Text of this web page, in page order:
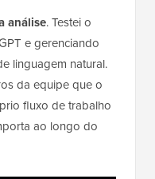
análise. Testei o
e gerenciando
linguagem natural.
da equipe que o
fluxo de trabalho
ao longo do